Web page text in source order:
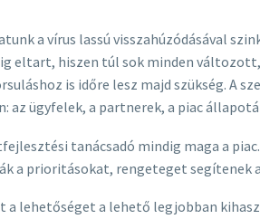
a vírus lassú visszahúzódásával
eltart, hiszen túl sok minden
is időre lesz majd szükség. A
ügyfelek, a partnerek, a piac
tanácsadó mindig maga a
a prioritásokat, rengeteget segítenek
a lehetőséget a lehető legjobban